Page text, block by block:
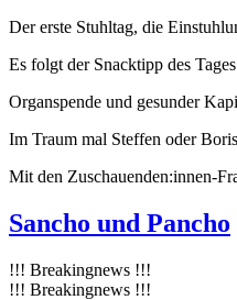
Der erste Stuhltag, die
Es folgt der Snacktipp des
Organspende und gesunder
Im Traum mal Steffen oder
Mit den Zuschauenden:innen-
Sancho und Pancho
!!! Breakingnews !!!
!!! Breakingnews !!!